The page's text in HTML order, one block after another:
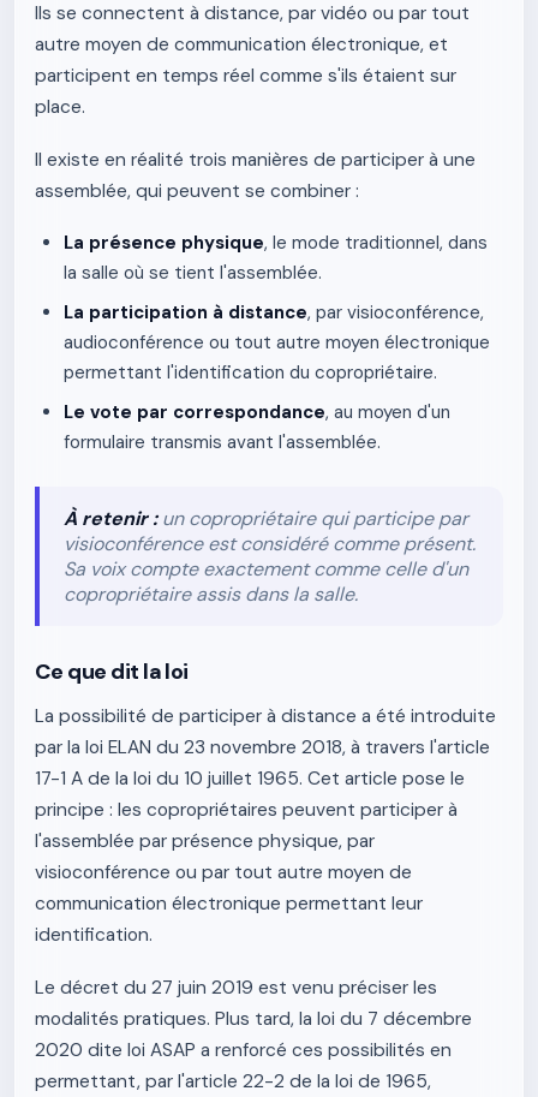
Ils se connectent à distance, par vidéo ou par tout
autre moyen de communication électronique, et
participent en temps réel comme s'ils étaient sur
place.
Il existe en réalité trois manières de participer à une
assemblée, qui peuvent se combiner :
La présence physique, le mode traditionnel, dans
la salle où se tient l'assemblée.
La participation à distance, par visioconférence,
audioconférence ou tout autre moyen électronique
permettant l'identification du copropriétaire.
Le vote par correspondance, au moyen d'un
formulaire transmis avant l'assemblée.
À retenir :un copropriétaire qui participe par
visioconférence est considéré comme présent.
Sa voix compte exactement comme celle d'un
copropriétaire assis dans la salle.
Ce que dit la loi
La possibilité de participer à distance a été introduite
par la loi ELAN du 23 novembre 2018, à travers l'article
17-1 A de la loi du 10 juillet 1965. Cet article pose le
principe : les copropriétaires peuvent participer à
l'assemblée par présence physique, par
visioconférence ou par tout autre moyen de
communication électronique permettant leur
identification.
Le décret du 27 juin 2019 est venu préciser les
modalités pratiques. Plus tard, la loi du 7 décembre
2020 dite loi ASAP a renforcé ces possibilités en
permettant, par l'article 22-2 de la loi de 1965,